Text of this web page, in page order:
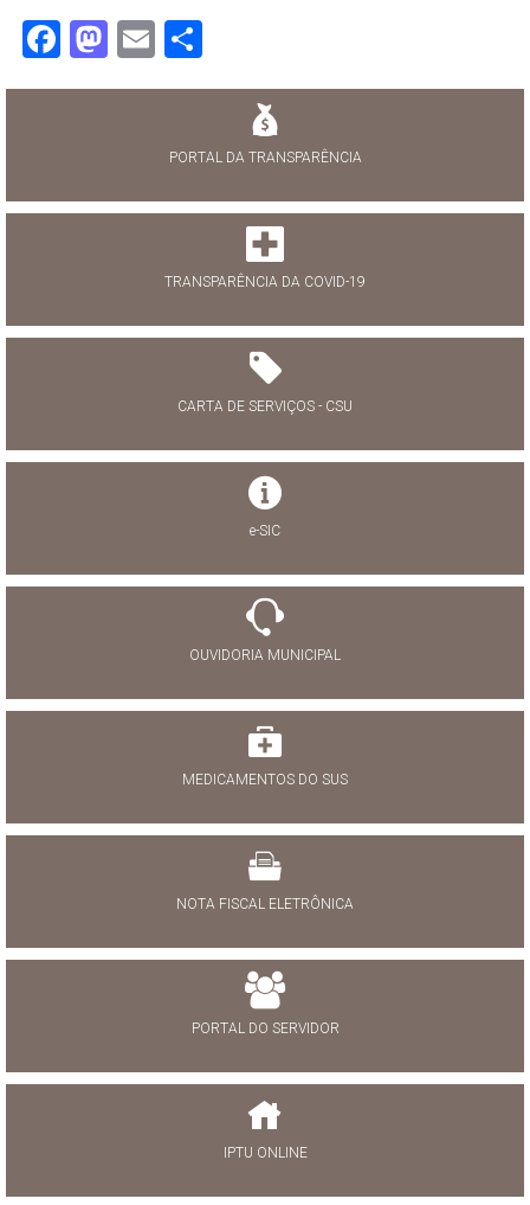
Facebook
Mastodon
Email
PORTAL DA TRANSPARÊNCIA
TRANSPARÊNCIA DA COVID-19
CARTA DE SERVIÇOS - CSU
e-SIC
OUVIDORIA MUNICIPAL
MEDICAMENTOS DO SUS
NOTA FISCAL ELETRÔNICA
PORTAL DO SERVIDOR
IPTU ONLINE